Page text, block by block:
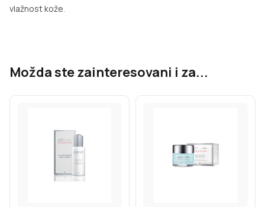
vlažnost kože.
Možda ste zainteresovani i za...